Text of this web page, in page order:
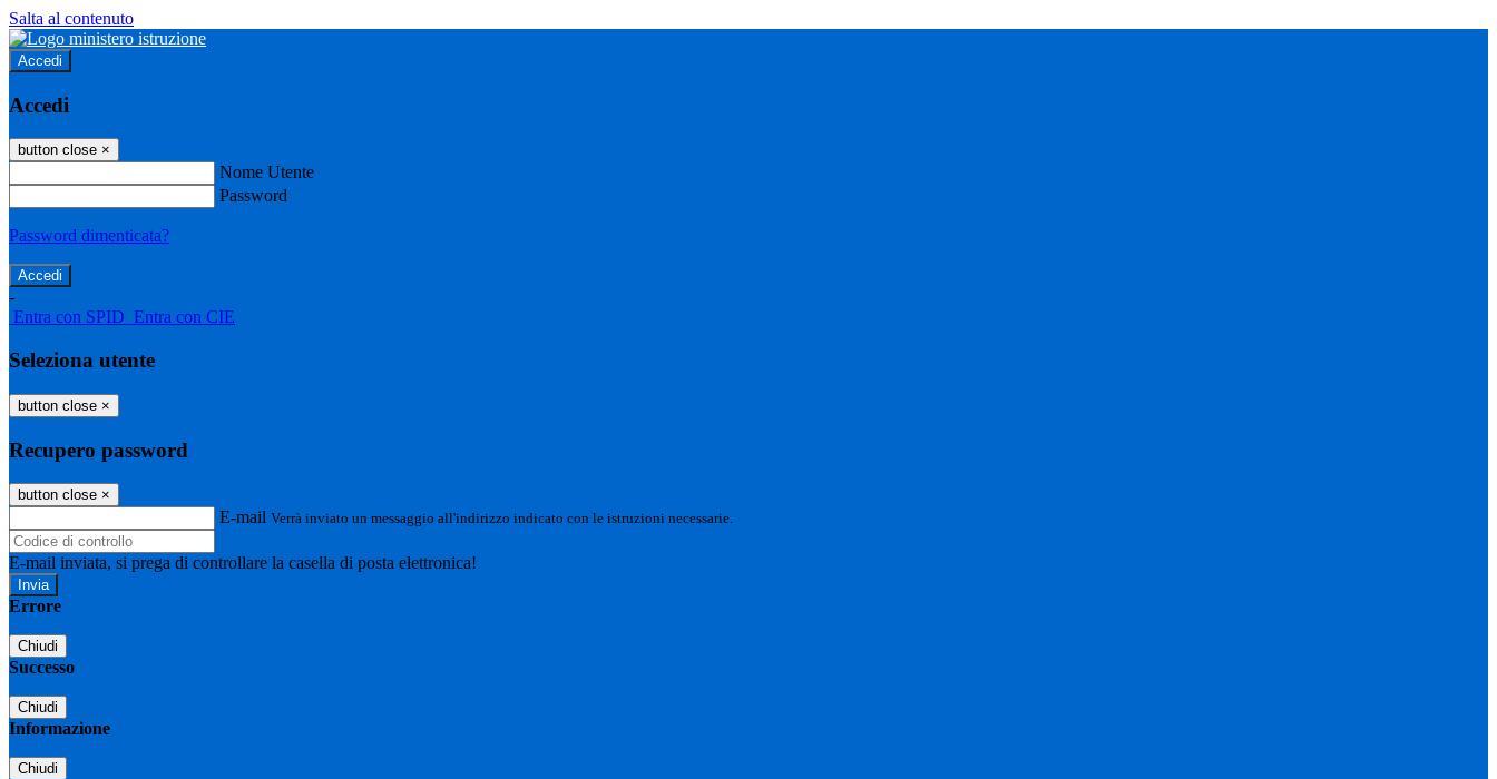
Salta al contenuto
Accedi
Accedi
button close ×
Nome Utente
Password
Password dimenticata?
-
Entra con SPID Entra con CIE
Seleziona utente
button close ×
Recupero password
button close ×
E-mail Verrà inviato un messaggio all'indirizzo indicato con le istruzioni necessarie.
E-mail inviata, si prega di controllare la casella di posta elettronica!
Errore
Chiudi
Successo
Chiudi
Informazione
Chiudi